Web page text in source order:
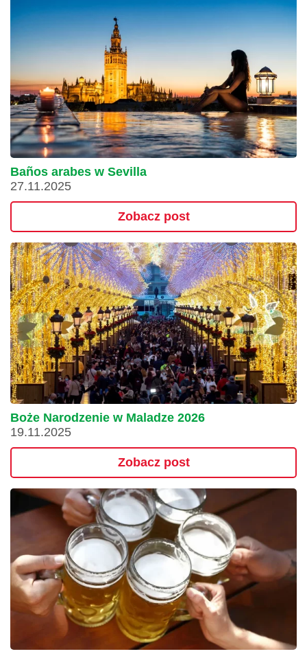
Baños arabes w Sevilla
27.11.2025
Zobacz post
Boże Narodzenie w Maladze 2026
19.11.2025
Zobacz post